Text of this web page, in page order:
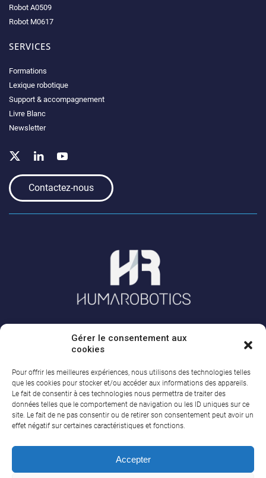
Gérer le consentement aux
cookies
Pour offrir les meilleures expériences, nous utilisons des technologies telles
que les cookies pour stocker et/ou accéder aux informations des appareils.
Le fait de consentir à ces technologies nous permettra de traiter des
données telles que le comportement de navigation ou les ID uniques sur ce
site. Le fait de ne pas consentir ou de retirer son consentement peut avoir un
effet négatif sur certaines caractéristiques et fonctions.
Accepter
Robot A0509
Robot M0617
SERVICES
Formations
Lexique robotique
Support & accompagnement
Livre Blanc
Newsletter
Contactez-nous
A PROPOS DE HUMAROBOTICS
HumaRobotics est le distributeur exclusif des robots collaboratifs Doosan
Robotics en France. Nous accompagnons les industriels dans leur projet
d’automatisation et de robotique collaborative.En savoir +
SIÈGE SOCIAL
HumaRobotics